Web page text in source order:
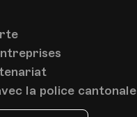
la police cantonale